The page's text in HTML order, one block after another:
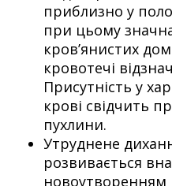
приблизно у
при цьому значна
кров’янистих
кровотечі
Присутність у
крові свідчить
пухлини.
Утруднене
розвивається
новоутворенням